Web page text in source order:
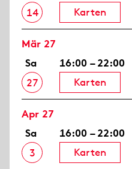
14
Karten
Mär 27
Sa
27
16:00 – 22:00
Karten
Apr 27
Sa
3
16:00 – 22:00
Karten